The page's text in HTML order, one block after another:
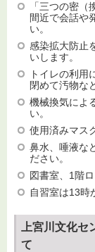
「三つの密（
間近で会話や
い。
感染拡大防止
いします。
トイレの利用
閉めて汚物な
機械換気によ
い。
使用済みマス
鼻水、唾液な
ださい。
図書室、1階
自習室は13時
上宮川文化セ
て